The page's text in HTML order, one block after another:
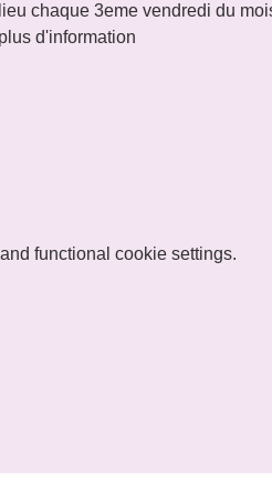
chaque 3eme vendredi du
d'information
functional cookie settings.